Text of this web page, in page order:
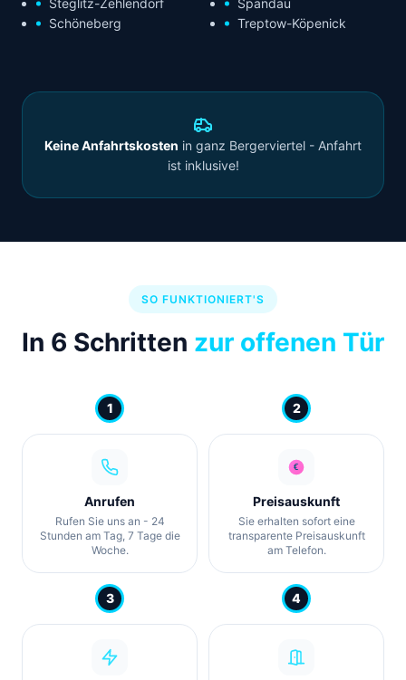
Steglitz-Zehlendorf
Schöneberg
Spandau
Treptow-Köpenick
Keine Anfahrtskosten in ganz Bergerviertel - Anfahrt
ist inklusive!
SO FUNKTIONIERT'S
In 6 Schritten zur offenen Tür
1
Anrufen
Rufen Sie uns an - 24
Stunden am Tag, 7 Tage die
Woche.
2
Preisauskunft
Sie erhalten sofort eine
transparente Preisauskunft
am Telefon.
3 4